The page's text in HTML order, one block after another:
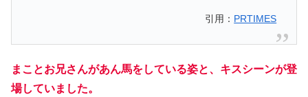
引用： PRTIMES
まことお兄さんがあん馬をしている姿と、キスシーンが登
場していました。